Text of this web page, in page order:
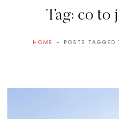
Tag: co to
HOME POSTS